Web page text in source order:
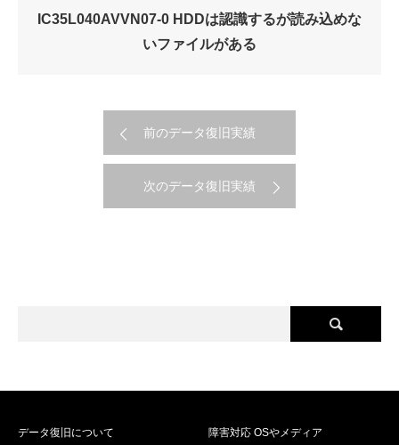
IC35L040AVVN07-0 HDDは認識するが読み込めな
いファイルがある
前のデータ復旧実績
次のデータ復旧実績
データ復旧について 障害対応 OSやメディア